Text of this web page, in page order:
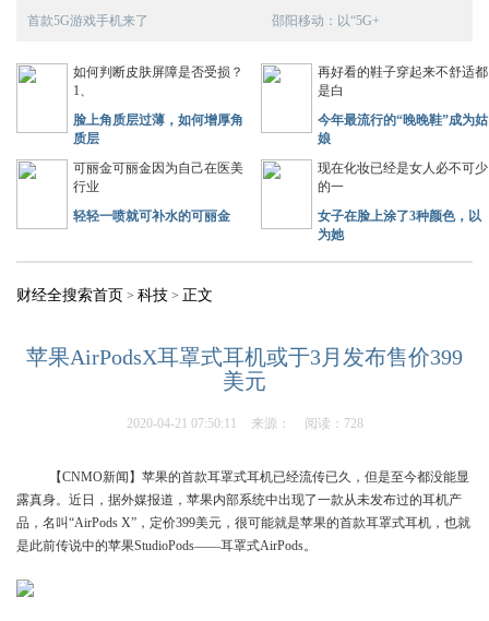
首款5G游戏手机来了
邵阳移动：以“5G+
如何判断皮肤屏障是否受损？
1、
脸上角质层过薄，如何增厚角
质层
再好看的鞋子穿起来不舒适都
是白
今年最流行的“晚晚鞋”成为姑
娘
可丽金可丽金因为自己在医美
行业
轻轻一喷就可补水的可丽金
现在化妆已经是女人必不可少
的一
女子在脸上涂了3种颜色，以
为她
财经全搜索首页 > 科技 > 正文
苹果AirPodsX耳罩式耳机或于3月发布售价399
美元
2020-04-21 07:50:11 来源： 阅读：728
【CNMO新闻】苹果的首款耳罩式耳机已经流传已久，但是至今都没能显
露真身。近日，据外媒报道，苹果内部系统中出现了一款从未发布过的耳机产
品，名叫“AirPods X”，定价399美元，很可能就是苹果的首款耳罩式耳机，也就
是此前传说中的苹果StudioPods——耳罩式AirPods。